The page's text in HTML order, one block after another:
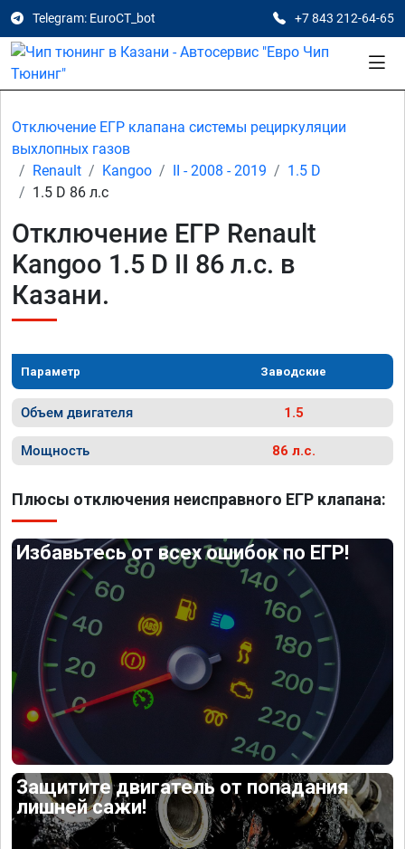
Telegram: EuroCT_bot +7 843 212-64-65
Отключение ЕГР клапана системы рециркуляции
выхлопных газов
Renault
Kangoo II - 2008 - 2019
1.5 D
1.5 D 86 л.с
Отключение ЕГР Renault
Kangoo 1.5 D II 86 л.с. в
Казани.
Параметр Заводские
Объем двигателя 1.5
Мощность 86 л.с.
Плюсы отключения неисправного ЕГР клапана:
Избавьтесь от всех ошибок по ЕГР!
Защитите двигатель от попадания
лишней сажи!